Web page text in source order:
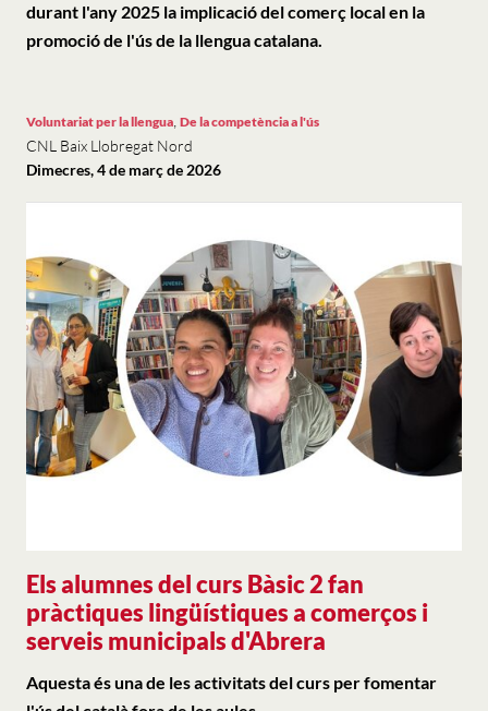
durant l'any 2025 la implicació del comerç local en la
promoció de l'ús de la llengua catalana.
Els alumnes del curs Bàsic 2 fan
pràctiques lingüístiques a comerços i
serveis municipals d'Abrera
Voluntariat per la llengua, De la competència a l'ús
CNL Baix Llobregat Nord
Dimecres, 4 de març de 2026
Aquesta és una de les activitats del curs per fomentar